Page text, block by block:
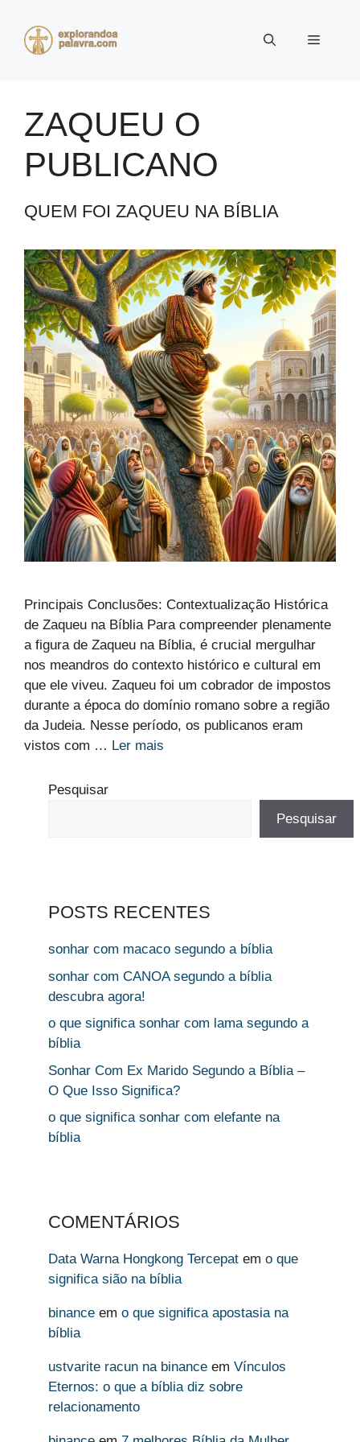
Menu
ZAQUEU O
PUBLICANO
QUEM FOI ZAQUEU NA BÍBLIA
Principais Conclusões: Contextualização Histórica
de Zaqueu na Bíblia Para compreender plenamente
a figura de Zaqueu na Bíblia, é crucial mergulhar
nos meandros do contexto histórico e cultural em
que ele viveu. Zaqueu foi um cobrador de impostos
durante a época do domínio romano sobre a região
da Judeia. Nesse período, os publicanos eram
vistos com … Ler mais
Pesquisar
Pesquisar
POSTS RECENTES
sonhar com macaco segundo a bíblia
sonhar com CANOA segundo a bíblia
descubra agora!
o que significa sonhar com lama segundo a
bíblia
Sonhar Com Ex Marido Segundo a Bíblia –
O Que Isso Significa?
o que significa sonhar com elefante na
bíblia
COMENTÁRIOS
Data Warna Hongkong Tercepat em o que
significa sião na bíblia
binance em o que significa apostasia na
bíblia
ustvarite racun na binance em Vínculos
Eternos: o que a bíblia diz sobre
relacionamento